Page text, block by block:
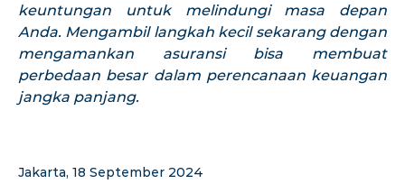
keuntungan untuk melindungi masa depan
Anda. Mengambil langkah kecil sekarang dengan
mengamankan asuransi bisa membuat
perbedaan besar dalam perencanaan keuangan
jangka panjang.
Jakarta, 18 September 2024